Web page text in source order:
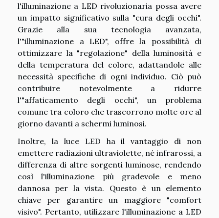
l'illuminazione a LED rivoluzionaria possa avere
un impatto significativo sulla "cura degli occhi".
Grazie alla sua tecnologia avanzata,
l'"illuminazione a LED", offre la possibilità di
ottimizzare la "regolazione" della luminosità e
della temperatura del colore, adattandole alle
necessità specifiche di ogni individuo. Ciò può
contribuire notevolmente a ridurre
l'"affaticamento degli occhi", un problema
comune tra coloro che trascorrono molte ore al
giorno davanti a schermi luminosi.
Inoltre, la luce LED ha il vantaggio di non
emettere radiazioni ultraviolette, né infrarossi, a
differenza di altre sorgenti luminose, rendendo
così l'illuminazione più gradevole e meno
dannosa per la vista. Questo è un elemento
chiave per garantire un maggiore "comfort
visivo". Pertanto, utilizzare l'illuminazione a LED